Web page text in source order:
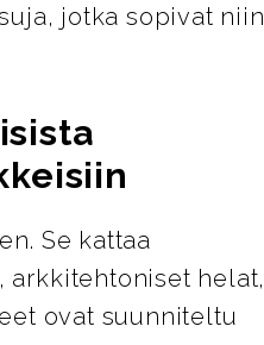
jotka sopivat niin
Se kattaa
arkkitehtoniset helat,
ovat suunniteltu